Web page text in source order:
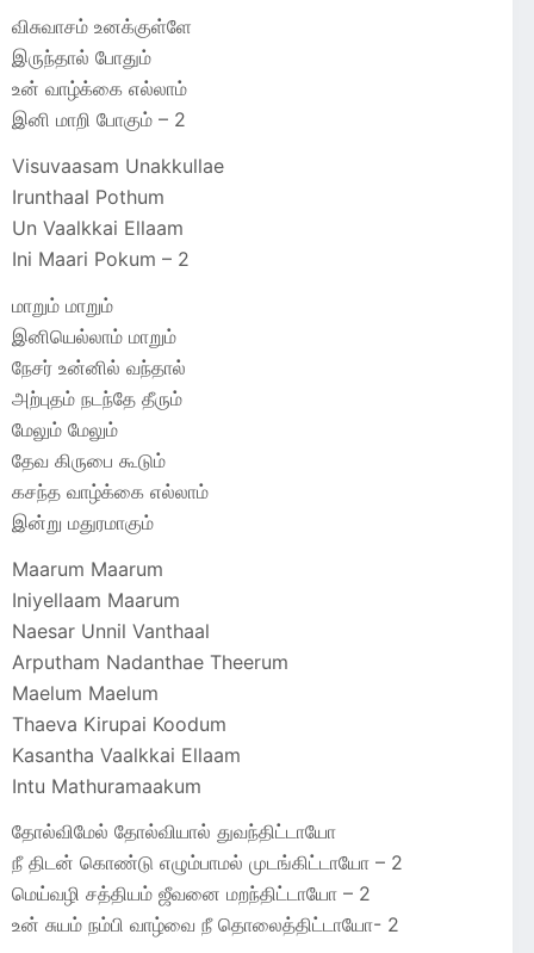
விசுவாசம் உனக்குள்ளே
இருந்தால் போதும்
உன் வாழ்க்கை எல்லாம்
இனி மாறி போகும் – 2
Visuvaasam Unakkullae
Irunthaal Pothum
Un Vaalkkai Ellaam
Ini Maari Pokum – 2
மாறும் மாறும்
இனியெல்லாம் மாறும்
நேசர் உன்னில் வந்தால்
அற்புதம் நடந்தே தீரும்
மேலும் மேலும்
தேவ கிருபை கூடும்
கசந்த வாழ்க்கை எல்லாம்
இன்று மதுரமாகும்
Maarum Maarum
Iniyellaam Maarum
Naesar Unnil Vanthaal
Arputham Nadanthae Theerum
Maelum Maelum
Thaeva Kirupai Koodum
Kasantha Vaalkkai Ellaam
Intu Mathuramaakum
தோல்விமேல் தோல்வியால் துவந்திட்டாயோ
நீ திடன் கொண்டு எழும்பாமல் முடங்கிட்டாயோ – 2
மெய்வழி சத்தியம் ஜீவனை மறந்திட்டாயோ – 2
உன் சுயம் நம்பி வாழ்வை நீ தொலைத்திட்டாயோ- 2